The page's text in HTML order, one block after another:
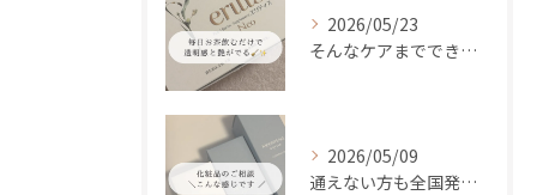
2026/05/23
そんなケアまでできるの！？
2026/05/09
通えない方も全国発送中📦✨